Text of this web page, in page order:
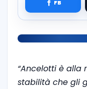
“Ancelotti è alla
stabilità che gli